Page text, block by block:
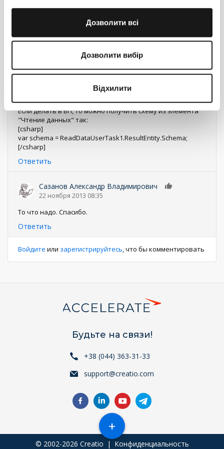
Дозволити всі
Дозволити вибір
Відхилити
Доступ к колонкам можно получить так:
var columns = this.Entity.Schema.Columns; //коллекция
колонок
foreach (var column in columns)
//своя логика
//column.Caption - подпись колонки, например
[/csharp]
Если делать в БП, то можно получить схему из элемента
"Чтение данных" так:
[csharp]
var schema = ReadDataUserTask1.ResultEntity.Schema;
[/csharp]
Ответить
Сазанов Александр Владимирович
22 ноября 2013 08:35
То что надо. Спасибо.
Ответить
Войдите или зарегистрируйтесь, что бы комментировать
Будьте на связи!
+38 (044) 363-31-33
support@creatio.com
© 2002-2026 Creatio | Конфиденциальность
+